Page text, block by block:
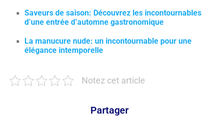
Saveurs de saison: Découvrez les incontournables
d’une entrée d’automne gastronomique
La manucure nude: un incontournable pour une
élégance intemporelle
Notez cet article
Partager